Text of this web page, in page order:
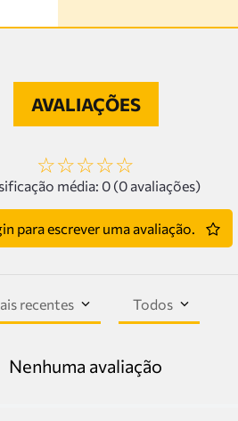
AVALIAÇÕES
☆☆☆☆☆
média: 0 (0 avaliações)
para escrever uma avaliação.
recentes Todos
Nenhuma avaliação